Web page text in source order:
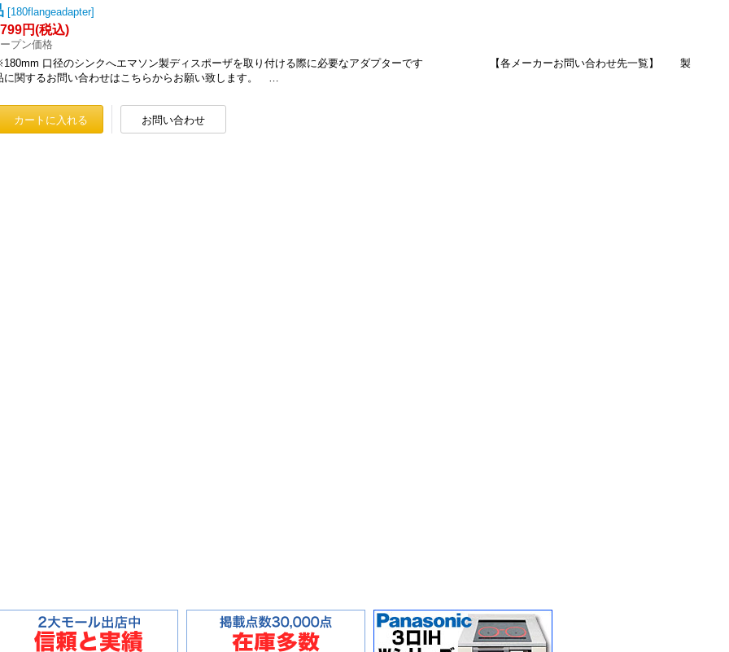
[180flangeadapter]
円(税込)
プン価格
口径のシンクへエマソン製ディスポーザを取り付ける際に必要なアダプターです 【各メーカーお問い合わせ先一覧】 製
に関するお問い合わせはこちらからお願い致します。 …